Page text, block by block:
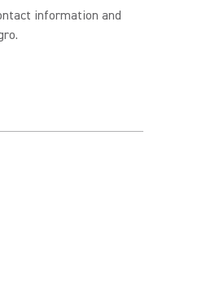
information and